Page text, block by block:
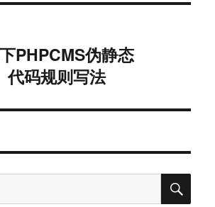
PHPCMS伪静态
代码规则写法
搜